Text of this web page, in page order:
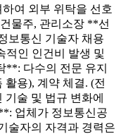
여 외부 위탁을 선호
물주, 관리소장 **선
보통신 기술자 채용
적인 인건비 발생 및
다수의 전문 유지
활용), 계약 체결. (전
술 및 법규 변화에
업체가 정보통신공
술자의 자격과 경력은